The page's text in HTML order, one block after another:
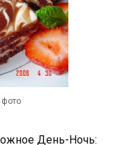
День-Ночь: